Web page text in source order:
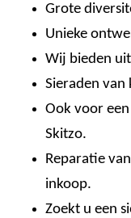
Grote
Unieke
Wij bieden
Sieraden
Ook voor
Skitzo.
Reparatie
inkoop.
Zoekt u een